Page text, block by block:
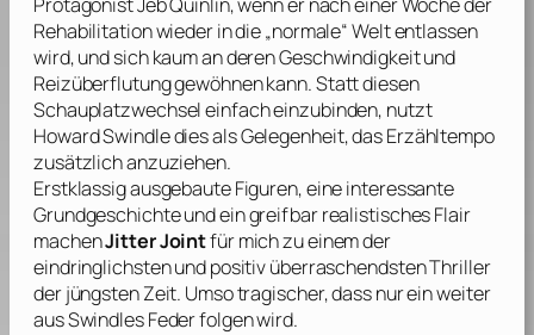
Rehabilitation wieder in die „normale“ Welt entlassen
wird, und sich kaum an deren Geschwindigkeit und
Reizüberflutung gewöhnen kann. Statt diesen
Schauplatzwechsel einfach einzubinden, nutzt
Howard Swindledies als Gelegenheit, das Erzähltempo
zusätzlich anzuziehen.
Erstklassig ausgebaute Figuren, eine interessante
Grundgeschichte und ein greifbar realistisches Flair
machenJitter Jointfür mich zu einem der
eindringlichsten und positiv überraschendsten Thriller
der jüngsten Zeit. Umso tragischer, dass nur ein weiter
ausSwindlesFeder folgen wird.